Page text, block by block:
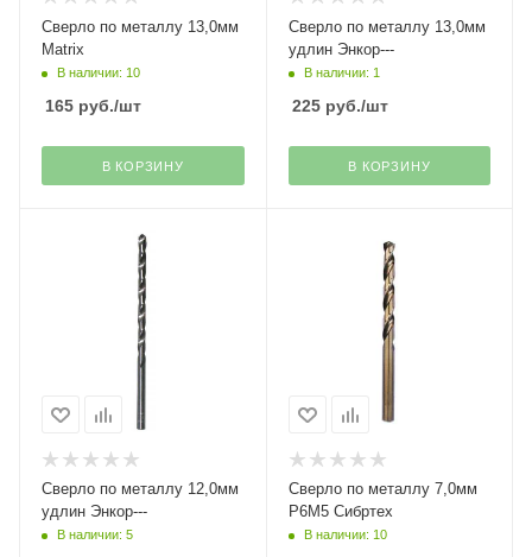
Сверло по металлу 13,0мм
Matrix
В наличии: 10
165 руб./шт
В КОРЗИНУ
Сверло по металлу 13,0мм
удлин Энкор---
В наличии: 1
225руб./шт
В КОРЗИНУ
Сверло по металлу 12,0мм
удлин Энкор---
В наличии: 5
Сверло по металлу 7,0мм
Р6М5 Сибртех
В наличии: 10